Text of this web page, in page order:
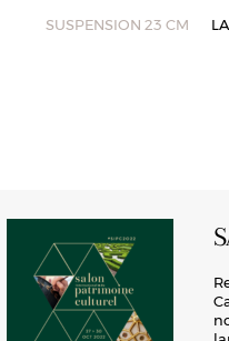
SUSPENSION 23 CM